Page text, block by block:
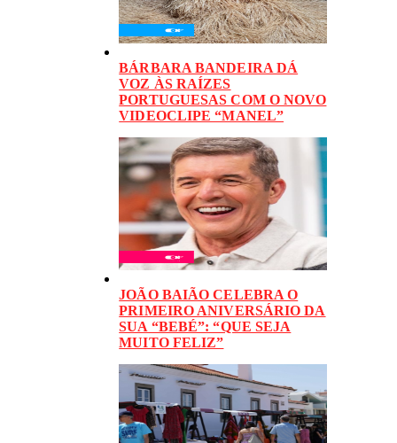
BÁRBARA BANDEIRA DÁ
VOZ ÀS RAÍZES
PORTUGUESAS COM O NOVO
VIDEOCLIPE “MANEL”
JOÃO BAIÃO CELEBRA O
PRIMEIRO ANIVERSÁRIO DA
SUA “BEBÉ”: “QUE SEJA
MUITO FELIZ”